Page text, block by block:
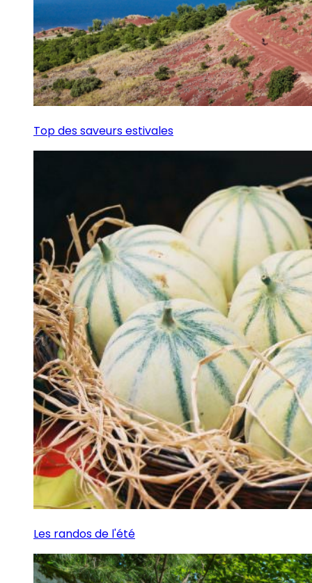
Top des saveurs estivales
Les randos de l'été